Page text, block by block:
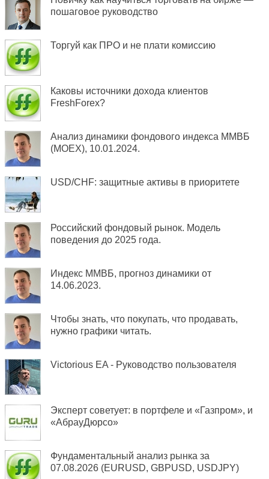
пошаговое руководство
Торгуй как ПРО и не плати комиссию
Каковы источники дохода клиентов
FreshForex?
Анализ динамики фондового индекса ММВБ
(MOEX), 10.01.2024.
USD/CHF: защитные активы в приоритете
Российский фондовый рынок. Модель
поведения до 2025 года.
Индекс ММВБ, прогноз динамики от
14.06.2023.
Чтобы знать, что покупать, что продавать,
нужно графики читать.
Victorious EA - Руководство пользователя
Эксперт советует: в портфеле и «Газпром», и
«АбрауДюрсо»
Фундаментальный анализ рынка за
07.08.2026 (EURUSD, GBPUSD, USDJPY)